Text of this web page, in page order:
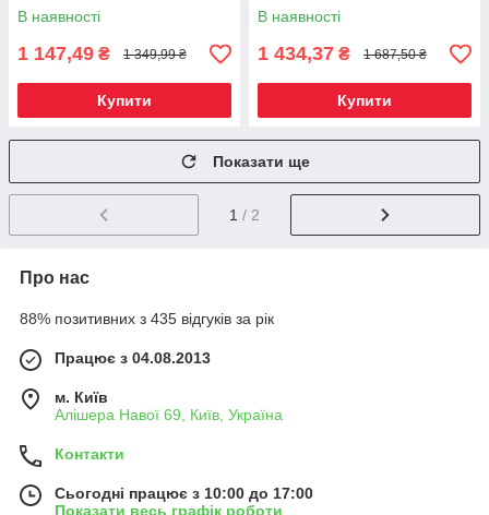
В наявності
1 147,49 ₴ 1 349,99 ₴
Купити
В наявності
1 434,37 ₴ 1 687,50 ₴
Купити
Показати ще
1 / 2
Про нас
88% позитивних з 435 відгуків за рік
Працює з 04.08.2013
м. Київ
Алішера Навої 69, Київ, Україна
Контакти
Сьогодні працює з 10:00 до 17:00
Показати весь графік роботи